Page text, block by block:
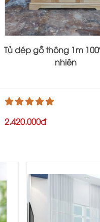
Tủ dép gỗ thông 1m
nhiên
2.420.000đ